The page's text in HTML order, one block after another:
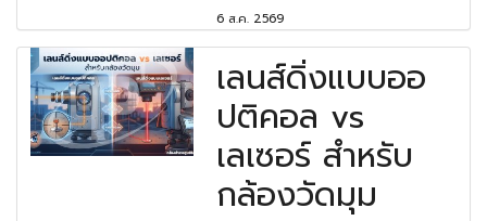
6 ส.ค. 2569
เลนส์ดิ่งแบบออ
ปติคอล vs
เลเซอร์ สำหรับ
กล้องวัดมุม